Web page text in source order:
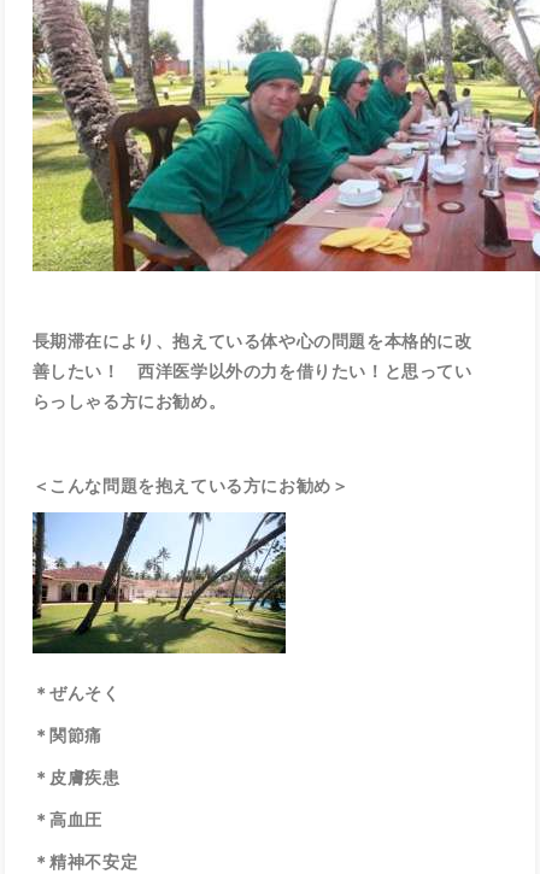
長期滞在により、抱えている体や心の問題を本格的に改
善したい！ 西洋医学以外の力を借りたい！と思ってい
らっしゃる方にお勧め。
＜こんな問題を抱えている方にお勧め＞
＊ぜんそく
＊関節痛
＊皮膚疾患
＊高血圧
＊精神不安定